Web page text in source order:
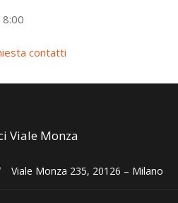
contatti
Viale Monza
Viale Monza 235, 20126 – Milano